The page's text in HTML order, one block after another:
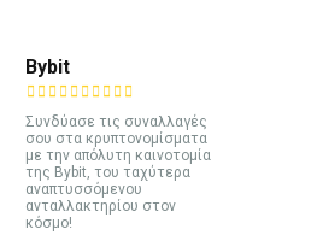
Bybit
Συνδύασε τις συναλλαγές
σου στα κρυπτονομίσματα
με την απόλυτη καινοτομία
της Bybit, του ταχύτερα
αναπτυσσόμενου
ανταλλακτηρίου στον
κόσμο!